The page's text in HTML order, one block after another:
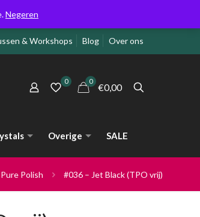
& Workshops Blog Over ons
0 0
€0,00
Overige SALE
Pure Polish #036 – Jet Black (TPO vrij)
Negeren